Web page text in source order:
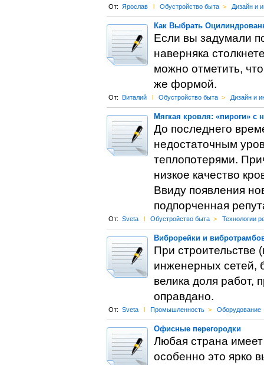
От: Ярослав l Обустройство быта > Дизайн и
Как Выбрать
Если вы задумали
наверняка
можно отметить,
же формой.
От: Виталий l Обустройство быта > Дизайн и
Мягкая кровля: «пироги» с
До последнего
недостаточным
теплопотерями.
низкое качество
Ввиду появления
подпорченная
От: Sveta l Обустройство быта > Технологии
Виброрейки и
При строительстве
инженерных сетей,
велика доля работ,
оправдано.
От: Sveta l Промышленность > Оборудование
Офисные перегородки
Любая страна
особенно это ярко